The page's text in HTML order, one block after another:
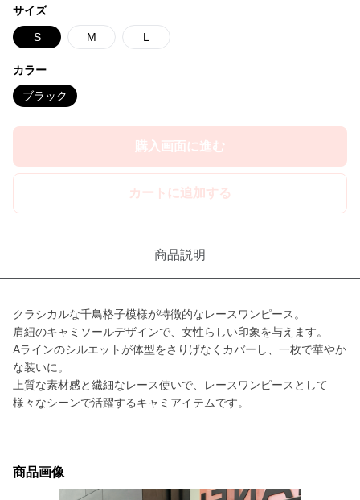
サイズ
S M L
カラー
ブラック
購入画面に進む
カートに追加する
商品説明
クラシカルな千鳥格子模様が特徴的なレースワンピース。
肩紐のキャミソールデザインで、女性らしい印象を与えます。
Aラインのシルエットが体型をさりげなくカバーし、一枚で華やか
な装いに。
上質な素材感と繊細なレース使いで、レースワンピースとして
様々なシーンで活躍するキャミアイテムです。
商品画像